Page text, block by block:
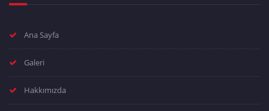
Ana Sayfa
Galeri
Hakkımızda